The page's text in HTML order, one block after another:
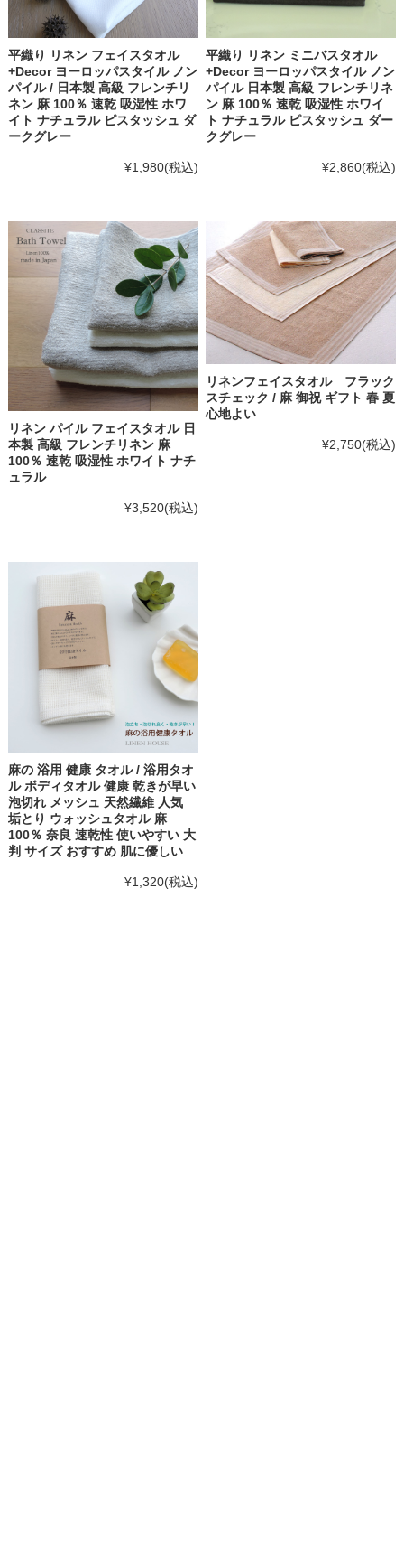
平織り リネン フェイスタオル
+Decor ヨーロッパスタイル ノン
パイル / 日本製 高級 フレンチリ
ネン 麻 100％ 速乾 吸湿性 ホワ
イト ナチュラル ピスタッシュ ダ
ークグレー
¥1,980(税込)
平織り リネン ミニバスタオル
+Decor ヨーロッパスタイル ノン
パイル 日本製 高級 フレンチリネ
ン 麻 100％ 速乾 吸湿性 ホワイ
ト ナチュラル ピスタッシュ ダー
クグレー
¥2,860(税込)
リネン パイル フェイスタオル 日
本製 高級 フレンチリネン 麻
100％ 速乾 吸湿性 ホワイト ナチ
ュラル
¥3,520(税込)
リネンフェイスタオル フラック
スチェック / 麻 御祝 ギフト 春 夏
心地よい
¥2,750(税込)
麻の 浴用 健康 タオル / 浴用タオ
ル ボディタオル 健康 乾きが早い
泡切れ メッシュ 天然繊維 人気
垢とり ウォッシュタオル 麻
100％ 奈良 速乾性 使いやすい 大
判 サイズ おすすめ 肌に優しい
¥1,320(税込)